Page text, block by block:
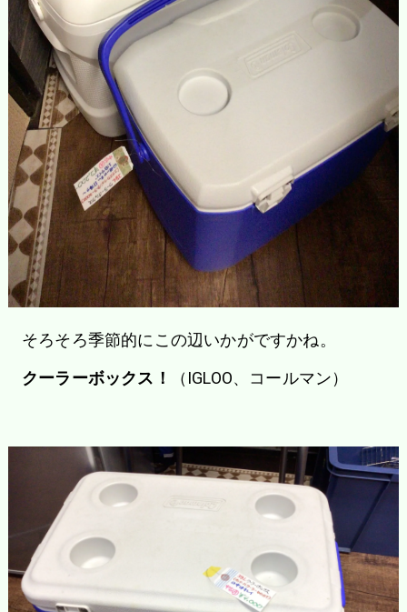
そろそろ季節的にこの辺いかがですかね。
クーラーボックス！
（IGLOO、コールマン）